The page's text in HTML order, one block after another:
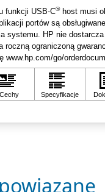
funkcji USB-C®host musi
portów są
systemu. HP nie
roczną ograniczoną
www.hp.com/go/